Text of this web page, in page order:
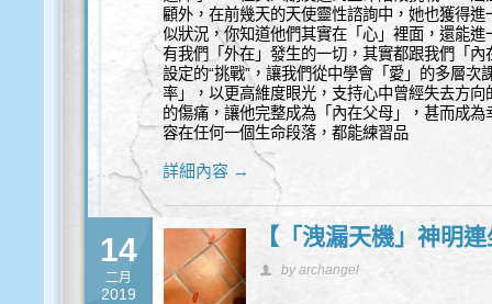
顧外，在前幾天的天使靈性諮詢中，她也獲得
似狀況，你知道他們其實在「心」裡面，還能
有我們「外在」發生的一切，其實都跟我們「
設定的“挑戰”，讓我們從中學會「愛」的多層
率」，以更高維度眼光，支持心中曾經失去方
的傷痛，讓他完整成為「內在父母」，甚而成
容在任何一個生命段落，都能練習品
詳細內容 →
14
二月
2019
【「洩漏天機」神明
by archangel